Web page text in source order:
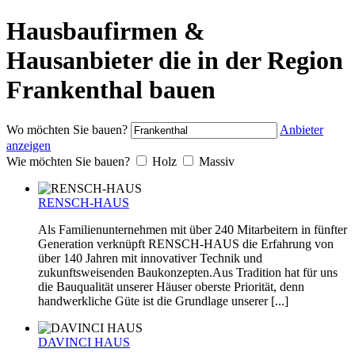
Hausbaufirmen &
Hausanbieter die in der Region
Frankenthal bauen
Wo möchten Sie bauen?
Anbieter
anzeigen
Wie möchten Sie bauen?
Holz Massiv
RENSCH-HAUS
Als Familienunternehmen mit über 240 Mitarbeitern in fünfter
Generation verknüpft RENSCH-HAUS die Erfahrung von
über 140 Jahren mit innovativer Technik und
zukunftsweisenden Baukonzepten.Aus Tradition hat für uns
die Bauqualität unserer Häuser oberste Priorität, denn
handwerkliche Güte ist die Grundlage unserer [...]
DAVINCI HAUS